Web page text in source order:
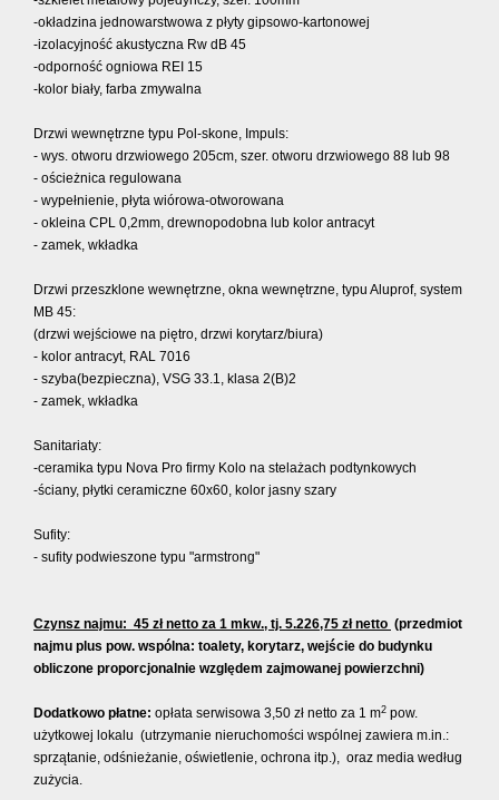
-okładzina jednowarstwowa z płyty gipsowo-kartonowej
-izolacyjność akustyczna Rw dB 45
-odporność ogniowa REI 15
-kolor biały, farba zmywalna
Drzwi wewnętrzne typu Pol-skone, Impuls:
- wys. otworu drzwiowego 205cm, szer. otworu drzwiowego 88 lub 98
- ościeżnica regulowana
- wypełnienie, płyta wiórowa-otworowana
- okleina CPL 0,2mm, drewnopodobna lub kolor antracyt
- zamek, wkładka
Drzwi przeszklone wewnętrzne, okna wewnętrzne, typu Aluprof, system
MB 45:
(drzwi wejściowe na piętro, drzwi korytarz/biura)
- kolor antracyt, RAL 7016
- szyba(bezpieczna), VSG 33.1, klasa 2(B)2
- zamek, wkładka
Sanitariaty:
-ceramika typu Nova Pro firmy Kolo na stelażach podtynkowych
-ściany, płytki ceramiczne 60x60, kolor jasny szary
Sufity:
- sufity podwieszone typu "armstrong"
Czynsz najmu: 45 zł netto za 1 mkw., tj. 5.226,75 zł netto (przedmiot
najmu plus pow. wspólna: toalety, korytarz, wejście do budynku
obliczone proporcjonalnie względem zajmowanej powierzchni)
Dodatkowo płatne: opłata serwisowa 3,50 zł netto za 1 m2 pow.
użytkowej lokalu (utrzymanie nieruchomości wspólnej zawiera m.in.:
sprzątanie, odśnieżanie, oświetlenie, ochrona itp.), oraz media według
zużycia.